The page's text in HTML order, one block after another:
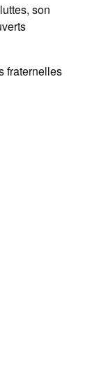
son
fraternelles